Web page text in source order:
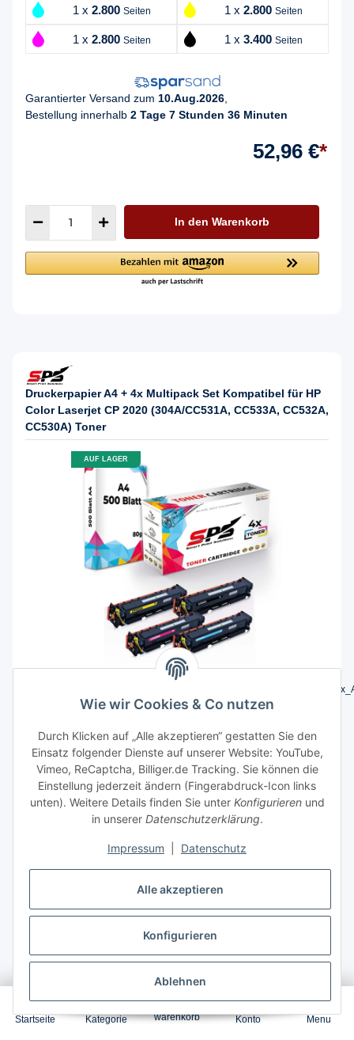
1 x 2.800 Seiten 1 x 2.800 Seiten
1 x 2.800 Seiten 1 x 3.400 Seiten
Garantierter Versand zum 10.Aug.2026
Bestellung innerhalb 2 Tage 7 Stunden 36 Minuten
52,96 €*
In den Warenkorb
Druckerpapier A4 + 4x Multipack Set Kompatibel für HP
Color Laserjet CP 2020 (304A/CC531A, CC533A, CC532A,
CC530A) Toner
AUF LAGER
4066904650419
0,55ct. / Seite
2.800 Seiten 1 x 2.800 Seiten
1 x2.800Seiten 1 x3.400Seiten
Garantierter Versand zum10.Aug.2026,
2 Tage 7 Stunden 36 Minuten
64,96 €*
In den Warenkorb
Startseite Kategorie
0
warenkorb Konto Menu
Wie wir Cookies & Co nutzen
Durch Klicken auf „Alle akzeptieren“ gestatten Sie den
Einsatz folgender Dienste auf unserer Website: YouTube,
Vimeo, ReCaptcha, Billiger.de Tracking. Sie können die
Einstellung jederzeit ändern (Fingerabdruck-Icon links
unten). Weitere Details finden Sie unter Konfigurierenund
in unserer Datenschutzerklärung.
Impressum Datenschutz
Alle akzeptieren
Konfigurieren
Ablehnen